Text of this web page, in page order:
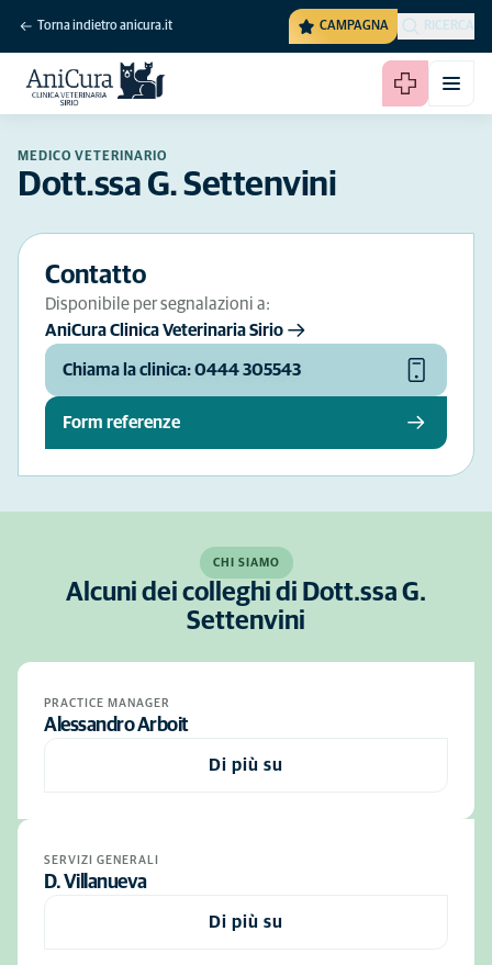
Torna indietro anicura.it CAMPAGNA RICERCA
MEDICO VETERINARIO
Dott.ssa G. Settenvini
Contatto
Disponibile per segnalazioni a:
AniCura Clinica Veterinaria Sirio
Chiama la clinica: 0444 305543
Form referenze
CHI SIAMO
Alcuni dei colleghi di Dott.ssa G.
Settenvini
PRACTICE MANAGER
Alessandro Arboit
Di più su
SERVIZI GENERALI
D. Villanueva
Di più su